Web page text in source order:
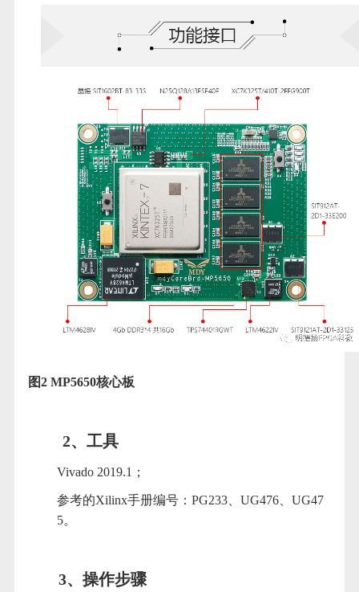
图2 MP5650核心板
2、工具
Vivado 2019.1；
参考的Xilinx手册编号：PG233、UG476、UG47
5。
3、操作步骤